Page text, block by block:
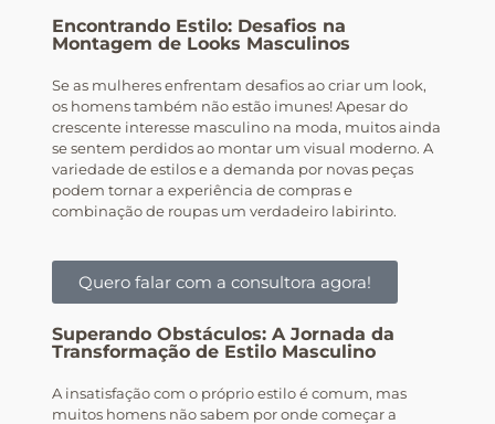
Encontrando Estilo: Desafios na
Montagem de Looks Masculinos
Se as mulheres enfrentam desafios ao criar um look,
os homens também não estão imunes! Apesar do
crescente interesse masculino na moda, muitos ainda
se sentem perdidos ao montar um visual moderno. A
variedade de estilos e a demanda por novas peças
podem tornar a experiência de compras e
combinação de roupas um verdadeiro labirinto.
Quero falar com a consultora agora!
Superando Obstáculos: A Jornada da
Transformação de Estilo Masculino
A insatisfação com o próprio estilo é comum, mas
muitos homens não sabem por onde começar a